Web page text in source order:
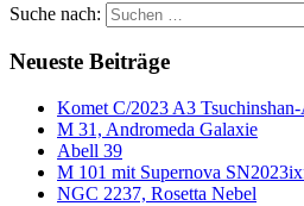
Suche nach:
Neueste Beiträge
Komet C/2023 A3
M 31, Andromeda Galaxie
Abell 39
M 101 mit Supernova
NGC 2237, Rosetta Nebel